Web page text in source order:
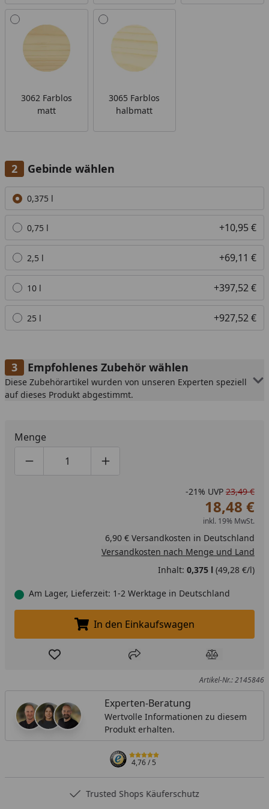
3062 Farblos
matt
3065 Farblos
halbmatt
Gebinde wählen
Alle anzeigen (5)
0,375 l
0,75 l +10,95 €
2,5 l +69,11 €
10 l +397,52 €
25 l +927,52 €
Empfohlenes Zubehör wählen
Diese Zubehörartikel wurden von unseren Experten speziell
auf dieses Produkt abgestimmt.
Menge
Produktmenge um eins verringern
Produktmenge manuell eingeben
Produktmenge um eins erhöhen
-21% UVP 23,49 €
18,48 €
inkl. 19% MwSt.
6,90 € Versandkosten in Deutschland
Versandkosten nach Menge und Land
Inhalt: 0,375 l (49,28 €/l)
Am Lager, Lieferzeit: 1-2 Werktage in Deutschland
In den Einkaufswagen legen
In den Einkaufswagen
Produkt zur Wunschliste hinzufügen
Teilen Produkt
Artikel-Nr.: 2145846
Experten-Beratung
Wertvolle Informationen zu diesem
Produkt erhalten.
4,76/ 5
Trusted Shops Käuferschutz